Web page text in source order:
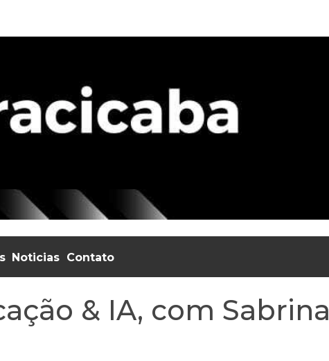
Noticias Contato
& IA, com Sabrina